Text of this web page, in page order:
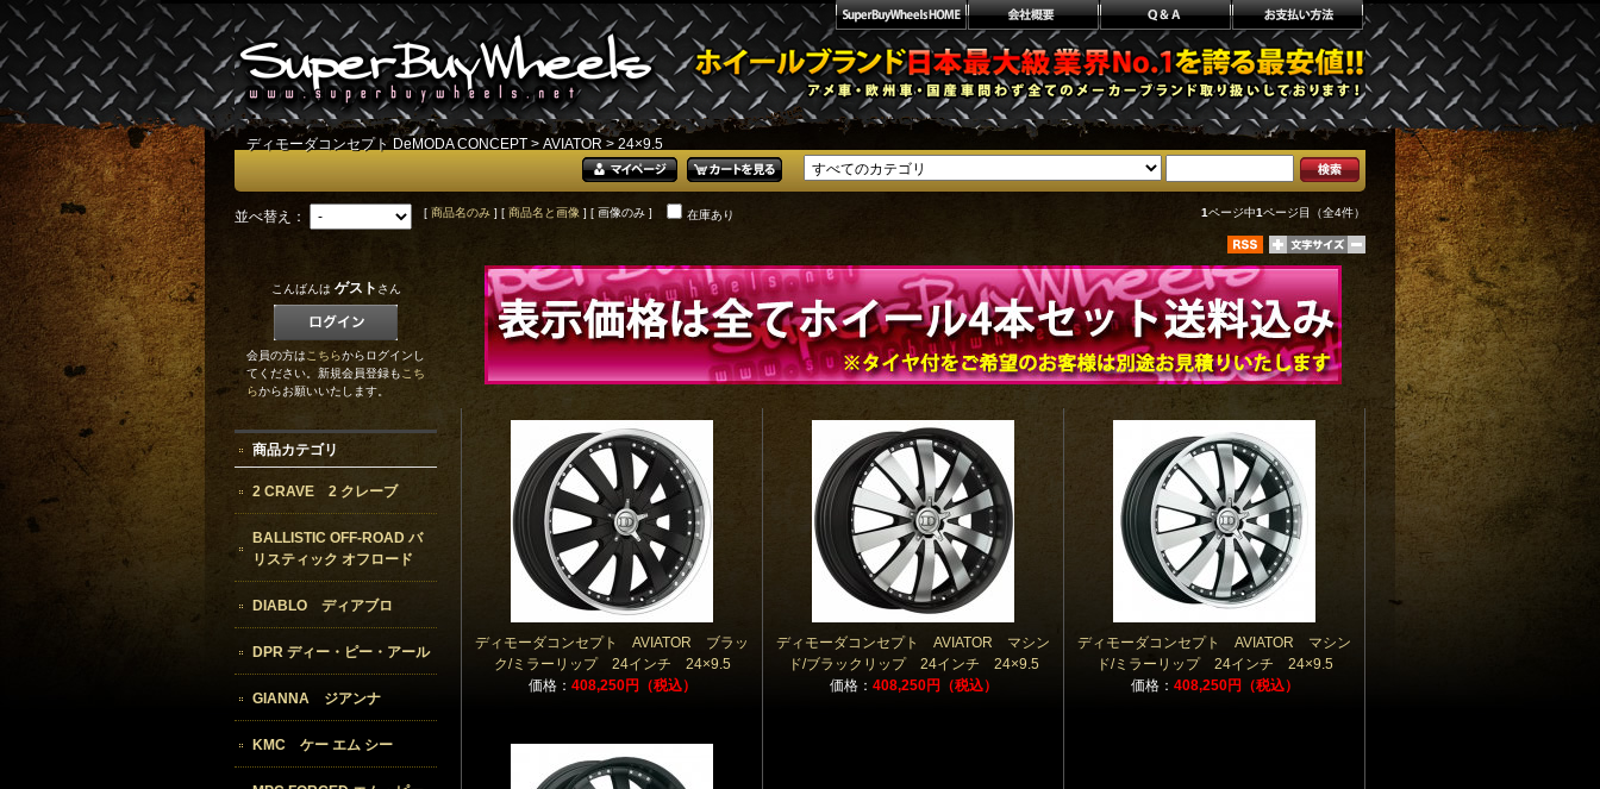
ディモーダコンセプト DeMODA CONCEPT > AVIATOR > 24×9.5
並べ替え： [ 商品名のみ ] [ 商品名と画像 ] [ 画像のみ ] 在庫あり 1ページ中1ページ目（全4件）
ディモーダコンセプト AVIATOR ブラッ
ク/ミラーリップ 24インチ 24×9.5
価格： 408,250円（税込）
ディモーダコンセプト AVIATOR マシン
ド/ブラックリップ 24インチ 24×9.5
価格： 408,250円（税込）
ディモーダコンセプト AVIATOR マシン
ド/ミラーリップ 24インチ 24×9.5
価格： 408,250円（税込）
こんばんは ゲスト さん
会員の方はこちらからログインし
てください。新規会員登録もこち
らからお願いいたします。
商品カテゴリ
2 CRAVE 2 クレーブ
BALLISTIC OFF-ROAD バ
リスティック オフロード
DIABLO ディアブロ
DPR ディー・ピー・アール
GIANNA ジアンナ
KMC ケー エム シー